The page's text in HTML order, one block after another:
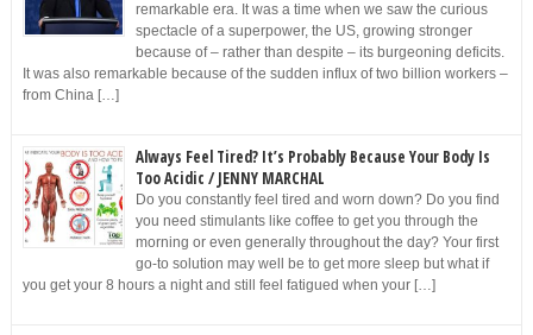
remarkable era. It was a time when we saw the curious
spectacle of a superpower, the US, growing stronger
because of – rather than despite – its burgeoning deficits.
It was also remarkable because of the sudden influx of two billion workers –
from China […]
Always Feel Tired? It’s Probably Because Your Body Is
Too Acidic / JENNY MARCHAL
Do you constantly feel tired and worn down? Do you find
you need stimulants like coffee to get you through the
morning or even generally throughout the day? Your first
go-to solution may well be to get more sleep but what if
you get your 8 hours a night and still feel fatigued when your […]